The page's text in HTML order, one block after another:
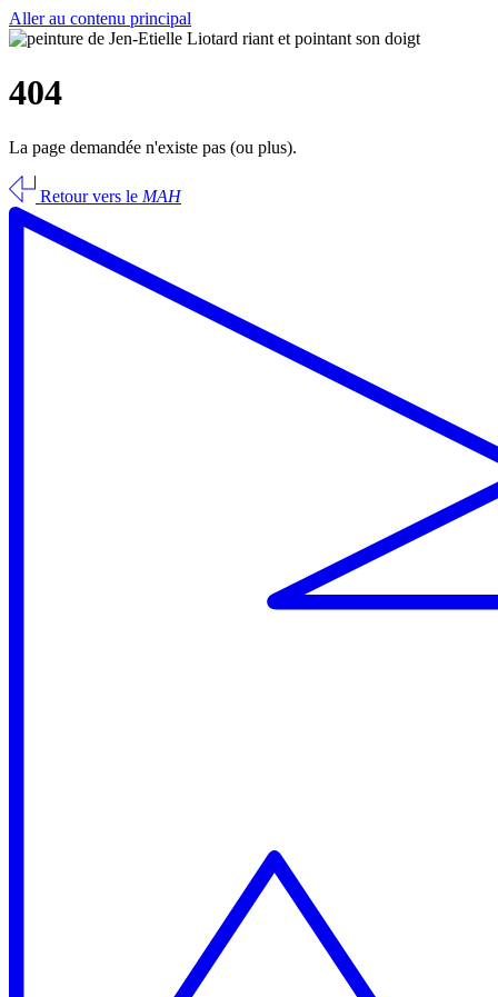
Aller au contenu principal
404
La page demandée n'existe pas (ou plus).
Retour vers le MAH